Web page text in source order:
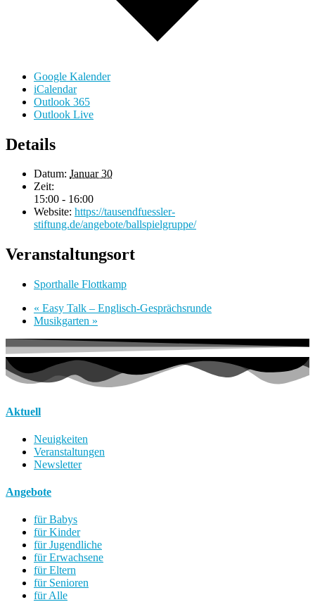
Google Kalender
iCalendar
Outlook 365
Outlook Live
Details
Datum: Januar 30
Zeit:
15:00 - 16:00
Website: https://tausendfuessler-
stiftung.de/angebote/ballspielgruppe/
Veranstaltungsort
Sporthalle Flottkamp
« Easy Talk – Englisch-Gesprächsrunde
Musikgarten »
Aktuell
Neuigkeiten
Veranstaltungen
Newsletter
Angebote
für Babys
für Kinder
für Jugendliche
für Erwachsene
für Eltern
für Senioren
für Alle